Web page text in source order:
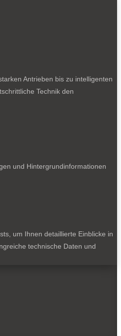
Antrieben bis zu intelligenten
Technik den
und Hintergrundinformationen
um Ihnen detaillierte Einblicke in
technische Daten und